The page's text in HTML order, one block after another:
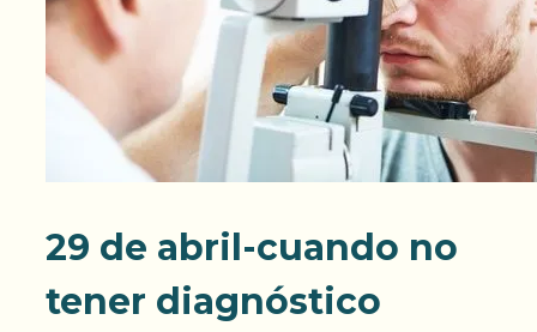
29 de abril-cuando no
tener diagnóstico